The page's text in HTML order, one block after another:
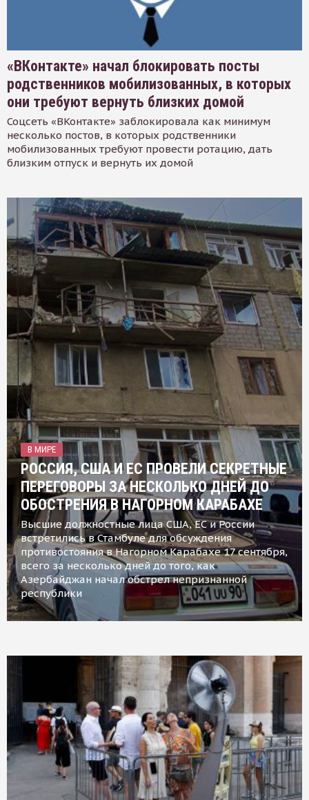
«ВКонтакте» начал блокировать посты
родственников мобилизованных, в которых
они требуют вернуть близких домой
Соцсеть «ВКонтакте» заблокировала как минимум
несколько постов, в которых родственники
мобилизованных требуют провести ротацию, дать
близким отпуск и вернуть их домой
В МИРЕ
РОССИЯ, США И ЕС ПРОВЕЛИ СЕКРЕТНЫЕ
ПЕРЕГОВОРЫ ЗА НЕСКОЛЬКО ДНЕЙ ДО
ОБОСТРЕНИЯ В НАГОРНОМ КАРАБАХЕ
Высшие должностные лица США, ЕС и России
встретились в Стамбуле для обсуждения
противостояния в Нагорном Карабахе 17 сентября,
всего за несколько дней до того, как
Азербайджан начал обстрел непризнанной
республики